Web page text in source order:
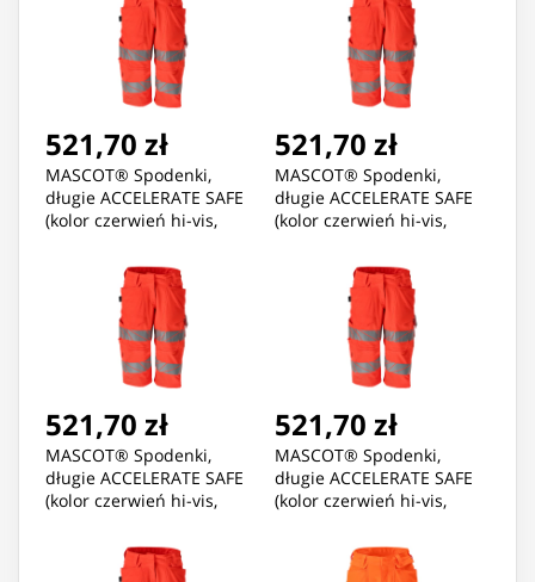
521,70 zł
MASCOT® Spodenki,
długie ACCELERATE SAFE
(kolor czerwień hi-vis,
521,70 zł
MASCOT® Spodenki,
długie ACCELERATE SAFE
(kolor czerwień hi-vis,
521,70 zł
MASCOT® Spodenki,
długie ACCELERATE SAFE
(kolor czerwień hi-vis,
521,70 zł
MASCOT® Spodenki,
długie ACCELERATE SAFE
(kolor czerwień hi-vis,